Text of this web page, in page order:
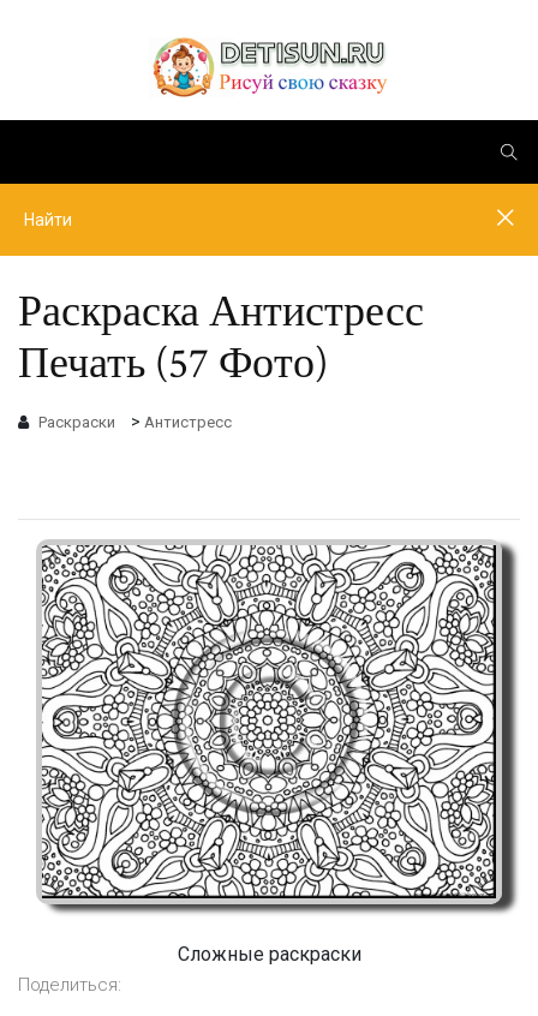
Раскраска Антистресс
Печать (57 Фото)
Раскраски > Антистресс
Сложные раскраски
Поделиться: